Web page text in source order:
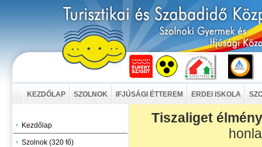
KEZDŐLAP SZOLNOK IFJÚSÁGI ÉTTEREM ERDEI ISKOLA
Kezdőlap
Szolnok (320 fő)
Tiszaliget